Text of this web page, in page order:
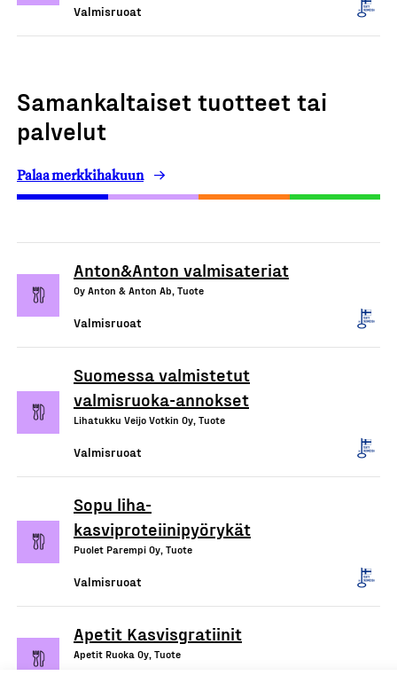
Valmisruoat
Samankaltaiset tuotteet tai
palvelut
Palaa merkkihakuun
Anton&Anton valmisateriat
Oy Anton & Anton Ab, Tuote
Valmisruoat
Suomessa valmistetut
valmisruoka-annokset
Lihatukku Veijo Votkin Oy, Tuote
Valmisruoat
Sopu liha-
kasviproteiinipyörykät
Puolet Parempi Oy, Tuote
Valmisruoat
Apetit Kasvisgratiinit
Apetit Ruoka Oy, Tuote